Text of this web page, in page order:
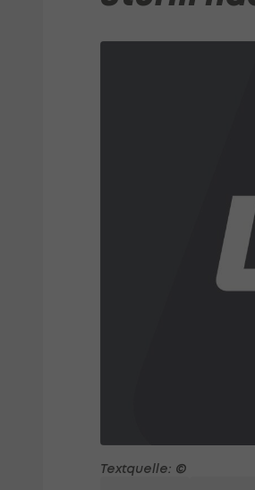
Textquelle: ©